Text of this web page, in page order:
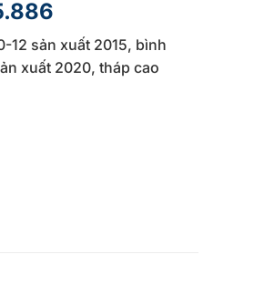
12 sản xuất 2015, bình
xuất 2020, tháp cao